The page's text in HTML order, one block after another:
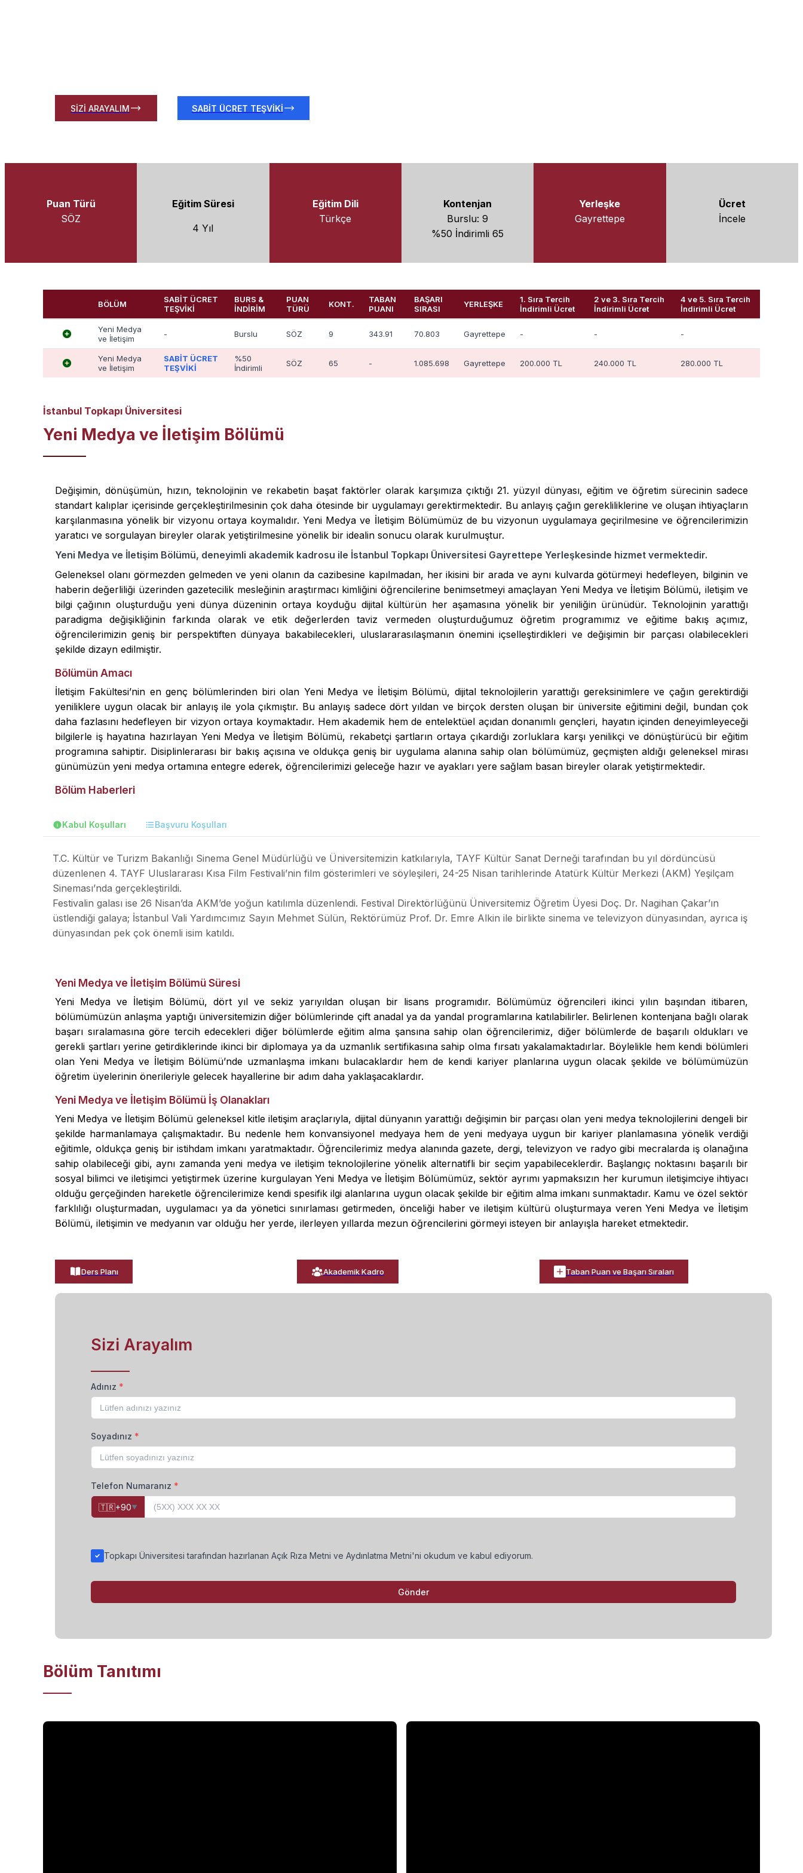
SİZİ ARAYALIM SABİT ÜCRET TEŞVİKİ
Puan Türü
SÖZ
Eğitim Süresi
4 Yıl
Eğitim Dili
Türkçe
Kontenjan
Burslu: 9
%50 İndirimli 65
Yerleşke
Gayrettepe
Ücret
İncele
BÖLÜM
SABİT ÜCRET
TEŞVİKİ
BURS &
İNDİRİM
PUAN
TÜRÜ
KONT.
TABAN
PUANI
BAŞARI
SIRASI
YERLEŞKE
1. Sıra Tercih
İndirimli Ücret
2 ve 3. Sıra Tercih
İndirimli Ücret
4 ve 5. Sıra Tercih
İndirimli Ücret
Yeni Medya
ve İletişim
- Burslu SÖZ 9 343.91 70.803 Gayrettepe - - -
Yeni Medya
ve İletişim
SABİT ÜCRET
TEŞVİKİ
%50
İndirimli
SÖZ 65 - 1.085.698 Gayrettepe 200.000 TL 240.000 TL 280.000 TL
İstanbul Topkapı Üniversitesi
Yeni Medya ve İletişim Bölümü
Değişimin, dönüşümün, hızın, teknolojinin ve rekabetin başat faktörler olarak karşımıza çıktığı 21. yüzyıl dünyası, eğitim ve öğretim sürecinin sadece
standart kalıplar içerisinde gerçekleştirilmesinin çok daha ötesinde bir uygulamayı gerektirmektedir. Bu anlayış çağın gerekliliklerine ve oluşan ihtiyaçların
karşılanmasına yönelik bir vizyonu ortaya koymalıdır. Yeni Medya ve İletişim Bölümümüz de bu vizyonun uygulamaya geçirilmesine ve öğrencilerimizin
yaratıcı ve sorgulayan bireyler olarak yetiştirilmesine yönelik bir idealin sonucu olarak kurulmuştur.
Yeni Medya ve İletişim Bölümü, deneyimli akademik kadrosu ile İstanbul Topkapı Üniversitesi Gayrettepe Yerleşkesinde hizmet vermektedir.
Geleneksel olanı görmezden gelmeden ve yeni olanın da cazibesine kapılmadan, her ikisini bir arada ve aynı kulvarda götürmeyi hedefleyen, bilginin ve
haberin değerliliği üzerinden gazetecilik mesleğinin araştırmacı kimliğini öğrencilerine benimsetmeyi amaçlayan Yeni Medya ve İletişim Bölümü, iletişim ve
bilgi çağının oluşturduğu yeni dünya düzeninin ortaya koyduğu dijital kültürün her aşamasına yönelik bir yeniliğin ürünüdür. Teknolojinin yarattığı
paradigma değişikliğinin farkında olarak ve etik değerlerden taviz vermeden oluşturduğumuz öğretim programımız ve eğitime bakış açımız,
öğrencilerimizin geniş bir perspektiften dünyaya bakabilecekleri, uluslararasılaşmanın önemini içselleştirdikleri ve değişimin bir parçası olabilecekleri
şekilde dizayn edilmiştir.
Bölümün Amacı
İletişim Fakültesi’nin en genç bölümlerinden biri olan Yeni Medya ve İletişim Bölümü, dijital teknolojilerin yarattığı gereksinimlere ve çağın gerektirdiği
yeniliklere uygun olacak bir anlayış ile yola çıkmıştır. Bu anlayış sadece dört yıldan ve birçok dersten oluşan bir üniversite eğitimini değil, bundan çok
daha fazlasını hedefleyen bir vizyon ortaya koymaktadır. Hem akademik hem de entelektüel açıdan donanımlı gençleri, hayatın içinden deneyimleyeceği
bilgilerle iş hayatına hazırlayan Yeni Medya ve İletişim Bölümü, rekabetçi şartların ortaya çıkardığı zorluklara karşı yenilikçi ve dönüştürücü bir eğitim
programına sahiptir. Disiplinlerarası bir bakış açısına ve oldukça geniş bir uygulama alanına sahip olan bölümümüz, geçmişten aldığı geleneksel mirası
günümüzün yeni medya ortamına entegre ederek, öğrencilerimizi geleceğe hazır ve ayakları yere sağlam basan bireyler olarak yetiştirmektedir.
Bölüm Haberleri
Kabul Koşulları Başvuru Koşulları
T.C. Kültür ve Turizm Bakanlığı Sinema Genel Müdürlüğü ve Üniversitemizin katkılarıyla, TAYF Kültür Sanat Derneği tarafından bu yıl dördüncüsü
düzenlenen 4. TAYF Uluslararası Kısa Film Festivali’nin film gösterimleri ve söyleşileri, 24-25 Nisan tarihlerinde Atatürk Kültür Merkezi (AKM) Yeşilçam
Sineması’nda gerçekleştirildi.
Festivalin galası ise 26 Nisan’da AKM’de yoğun katılımla düzenlendi. Festival Direktörlüğünü Üniversitemiz Öğretim Üyesi Doç. Dr. Nagihan Çakar’ın
üstlendiği galaya; İstanbul Vali Yardımcımız Sayın Mehmet Sülün, Rektörümüz Prof. Dr. Emre Alkin ile birlikte sinema ve televizyon dünyasından, ayrıca iş
dünyasından pek çok önemli isim katıldı.
Yeni Medya ve İletişim Bölümü Süresi
Yeni Medya ve İletişim Bölümü, dört yıl ve sekiz yarıyıldan oluşan bir lisans programıdır. Bölümümüz öğrencileri ikinci yılın başından itibaren,
bölümümüzün anlaşma yaptığı üniversitemizin diğer bölümlerinde çift anadal ya da yandal programlarına katılabilirler. Belirlenen kontenjana bağlı olarak
başarı sıralamasına göre tercih edecekleri diğer bölümlerde eğitim alma şansına sahip olan öğrencilerimiz, diğer bölümlerde de başarılı oldukları ve
gerekli şartları yerine getirdiklerinde ikinci bir diplomaya ya da uzmanlık sertifikasına sahip olma fırsatı yakalamaktadırlar. Böylelikle hem kendi bölümleri
olan Yeni Medya ve İletişim Bölümü’nde uzmanlaşma imkanı bulacaklardır hem de kendi kariyer planlarına uygun olacak şekilde ve bölümümüzün
öğretim üyelerinin önerileriyle gelecek hayallerine bir adım daha yaklaşacaklardır.
Yeni Medya ve İletişim Bölümü İş Olanakları
Yeni Medya ve İletişim Bölümü geleneksel kitle iletişim araçlarıyla, dijital dünyanın yarattığı değişimin bir parçası olan yeni medya teknolojilerini dengeli bir
şekilde harmanlamaya çalışmaktadır. Bu nedenle hem konvansiyonel medyaya hem de yeni medyaya uygun bir kariyer planlamasına yönelik verdiği
eğitimle, oldukça geniş bir istihdam imkanı yaratmaktadır. Öğrencilerimiz medya alanında gazete, dergi, televizyon ve radyo gibi mecralarda iş olanağına
sahip olabileceği gibi, aynı zamanda yeni medya ve iletişim teknolojilerine yönelik alternatifli bir seçim yapabileceklerdir. Başlangıç noktasını başarılı bir
sosyal bilimci ve iletişimci yetiştirmek üzerine kurgulayan Yeni Medya ve İletişim Bölümümüz, sektör ayrımı yapmaksızın her kurumun iletişimciye ihtiyacı
olduğu gerçeğinden hareketle öğrencilerimize kendi spesifik ilgi alanlarına uygun olacak şekilde bir eğitim alma imkanı sunmaktadır. Kamu ve özel sektör
farklılığı oluşturmadan, uygulamacı ya da yönetici sınırlaması getirmeden, önceliği haber ve iletişim kültürü oluşturmaya veren Yeni Medya ve İletişim
Bölümü, iletişimin ve medyanın var olduğu her yerde, ilerleyen yıllarda mezun öğrencilerini görmeyi isteyen bir anlayışla hareket etmektedir.
Ders Planı Akademik Kadro Taban Puan ve Başarı Sıraları
Sizi Arayalım
Adınız *
Soyadınız *
Telefon Numaranız *
🇹🇷+90▼
Topkapı Üniversitesi tarafından hazırlanan Açık Rıza Metni ve Aydınlatma Metni'ni okudum ve kabul ediyorum.
Gönder
Bölüm Tanıtımı